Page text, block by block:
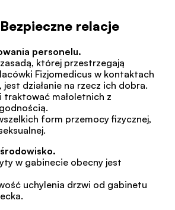
relacje
personelu.
której przestrzegają
Fizjomedicus w kontaktach
jest działanie na rzecz ich dobra.
traktować małoletnich z
form przemocy fizycznej,
w gabinecie obecny jest
uchylenia drzwi od gabinetu